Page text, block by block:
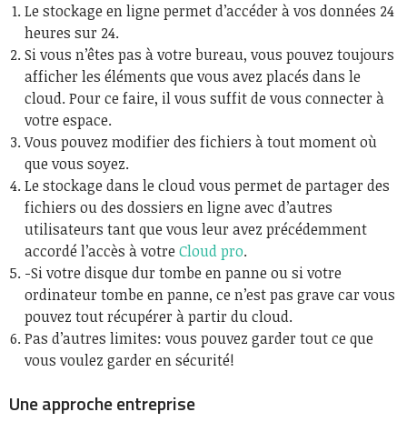
Le stockage en ligne permet d’accéder à vos données 24
heures sur 24.
Si vous n’êtes pas à votre bureau, vous pouvez toujours
afficher les éléments que vous avez placés dans le
cloud. Pour ce faire, il vous suffit de vous connecter à
votre espace.
Vous pouvez modifier des fichiers à tout moment où
que vous soyez.
Le stockage dans le cloud vous permet de partager des
fichiers ou des dossiers en ligne avec d’autres
utilisateurs tant que vous leur avez précédemment
accordé l’accès à votre Cloud pro.
-Si votre disque dur tombe en panne ou si votre
ordinateur tombe en panne, ce n’est pas grave car vous
pouvez tout récupérer à partir du cloud.
Pas d’autres limites: vous pouvez garder tout ce que
vous voulez garder en sécurité!
Une approche entreprise